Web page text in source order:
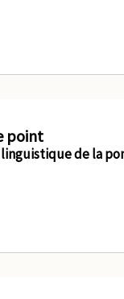
point
de la